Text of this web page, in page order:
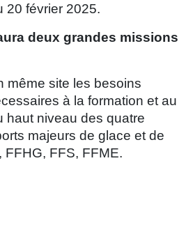
20 février 2025.
deux grandes missions
même site les besoins
à la formation et au
haut niveau des quatre
majeurs de glace et de
FFHG, FFS, FFME.